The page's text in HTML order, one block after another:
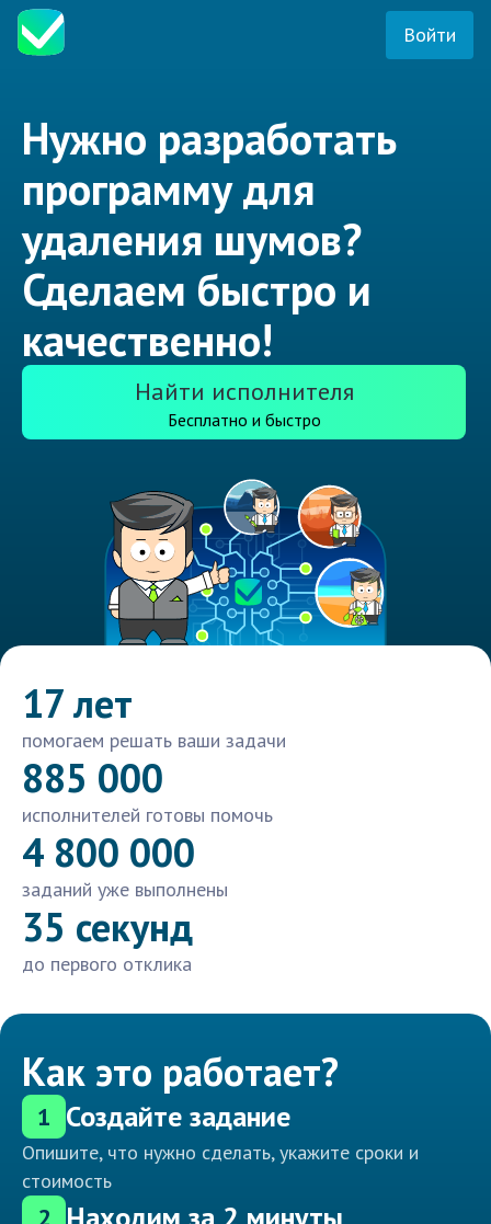
Войти
Нужно разработать
программу для
удаления шумов?
Сделаем быстро и
качественно!
Найти исполнителя
Бесплатно и быстро
17 лет
помогаем решать ваши задачи
885 000
исполнителей готовы помочь
4 800 000
заданий уже выполнены
35 секунд
до первого отклика
Как это работает?
1 Создайте задание
Опишите, что нужно сделать, укажите сроки и
стоимость
2